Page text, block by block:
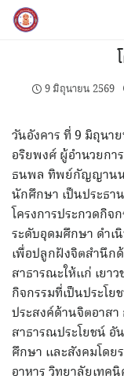
Skip
9 มิถุนายน 2569
วันอังคาร ที่ 9 มิถุนา
อริยพงศ์ ผู้อำนวยกา
ธนพล ทิพย์กัญญานน
นักศึกษา เป็นประธาน
โครงการประกวดกิจ
ระดับอุดมศึกษา ดำเ
เพื่อปลูกฝังจิตสำนึก
สาธารณะให้แก่ เยาว
กิจกรรมที่เป็นประโ
ประสงค์ด้านจิตอาสา
สาธารณประโยชน์ อั
ศึกษา และสังคมโดย
อาหาร วิทยาลัยเทค